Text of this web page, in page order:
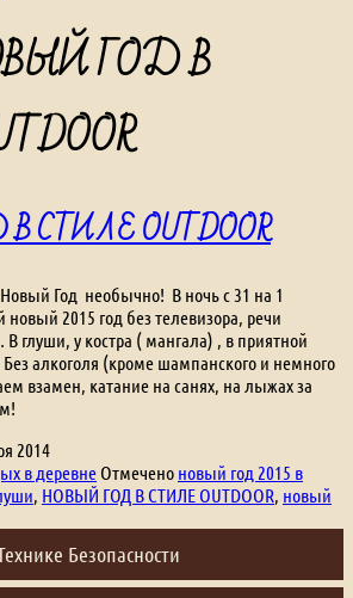
ГОД В
OUTDOOR
Год необычно! В ночь с 31 на 1
новый 2015 год без телевизора, речи
глуши, у костра ( мангала) , в приятной
алкоголя (кроме шампанского и немного
взамен, катание на санях, на лыжах за
2014
в деревне Отмечено новый год 2015 в
НОВЫЙ ГОД В СТИЛЕ OUTDOOR новый
Безопасности